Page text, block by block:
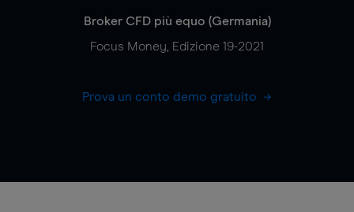
Broker CFD più equo (Germania)
Focus Money, Edizione 19-2021
Prova un conto demo gratuito